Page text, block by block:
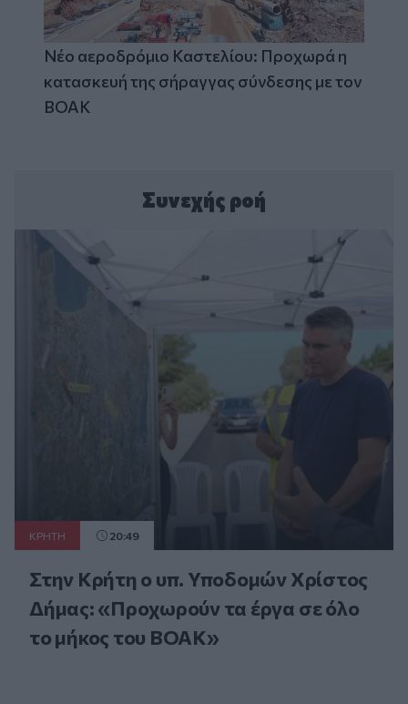
Νέο αεροδρόμιο Καστελίου: Προχωρά η
κατασκευή της σήραγγας σύνδεσης με τον
ΒΟΑΚ
Συνεχής ροή
ΚΡΗΤΗ 20:49
Στην Κρήτη ο υπ. Υποδομών Χρίστος
Δήμας: «Προχωρούν τα έργα σε όλο
το μήκος του ΒΟΑΚ»